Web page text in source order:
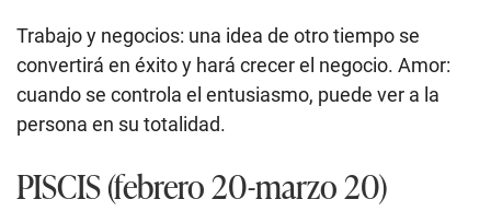
Trabajo y negocios: una idea de otro tiempo se
convertirá en éxito y hará crecer el negocio. Amor:
cuando se controla el entusiasmo, puede ver a la
persona en su totalidad.
PISCIS (febrero 20-marzo 20)